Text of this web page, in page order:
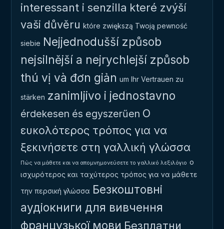
interessant i senzilla které zvýší
vaši důvěru które zwiększą Twoją pewność
siebie Nejjednodušší způsob
nejsilnější a nejrychlejší způsob
thú vị và đơn giản um Ihr Vertrauen zu
stärken zanimljivo i jednostavno
érdekesen és egyszerűen Ο
ευκολότερος τρόπος για να
ξεκινήσετε στη γαλλική γλώσσα
Πώς να μάθετε και να απομνημονεύσετε το γαλλικό λεξιλόγιο ο
ισχυρότερος και ταχύτερος τρόπος για να μάθετε
την περσική γλώσσα Безкоштовні
аудіокниги для вивчення
французької мови Безплатни